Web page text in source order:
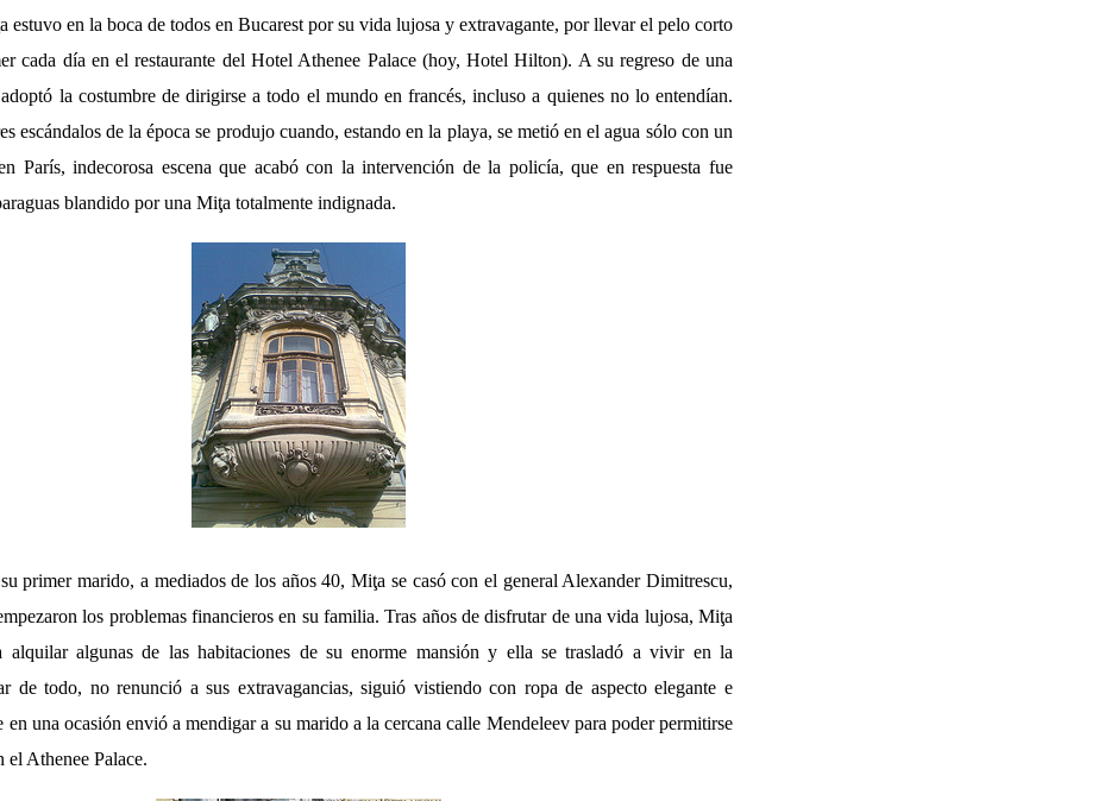
estuvo en la boca de todos en Bucarest por su vida lujosa y extravagante, por llevar el pelo corto
cada día en el restaurante del Hotel Athenee Palace (hoy, Hotel Hilton). A su regreso de una
la costumbre de dirigirse a todo el mundo en francés, incluso a quienes no lo entendían.
escándalos de la época se produjo cuando, estando en la playa, se metió en el agua sólo con un
París, indecorosa escena que acabó con la intervención de la policía, que en respuesta fue
blandido por una Miţa totalmente indignada.
primer marido, a mediados de los años 40, Miţa se casó con el general Alexander Dimitrescu,
los problemas financieros en su familia. Tras años de disfrutar de una vida lujosa, Miţa
alquilar algunas de las habitaciones de su enorme mansión y ella se trasladó a vivir en la
de todo, no renunció a sus extravagancias, siguió vistiendo con ropa de aspecto elegante e
en una ocasión envió a mendigar a su marido a la cercana calle Mendeleev para poder permitirse
el Athenee Palace.